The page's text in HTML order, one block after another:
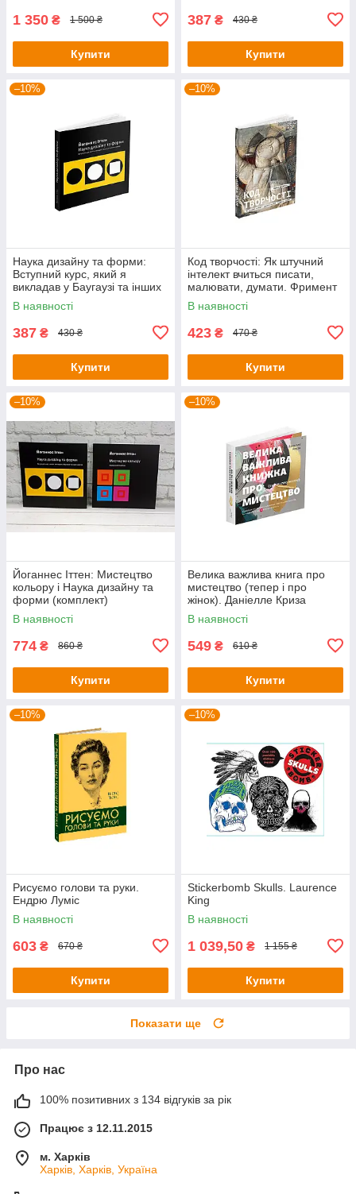
1 350 ₴ 1 500 ₴
Купити
387 ₴ 430 ₴
Купити
–10%
Наука дизайну та форми:
Вступний курс, який я
викладав у Баугаузі та інших
школах. Йоганнес Іттен
В наявності
387 ₴ 430 ₴
Купити
–10%
Код творчості: Як штучний
інтелект вчиться писати,
малювати, думати. Фримент
де Сейтуа
В наявності
423 ₴ 470 ₴
Купити
–10%
Йоганнес Іттен: Мистецтво
кольору і Наука дизайну та
форми (комплект)
В наявності
774 ₴ 860 ₴
Купити
–10%
Велика важлива книга про
мистецтво (тепер і про
жінок). Даніелле Криза
В наявності
549 ₴ 610 ₴
Купити
–10%
Рисуємо голови та руки.
Ендрю Луміс
В наявності
603 ₴ 670 ₴
Купити
–10%
Stickerbomb Skulls. Laurence
King
В наявності
1 039,50 ₴ 1 155 ₴
Купити
Показати ще
Про нас
100% позитивних з 134 відгуків за рік
Працює з 12.11.2015
м. Харків
Харків, Харків, Україна